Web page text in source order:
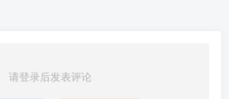
请登录后发表评论